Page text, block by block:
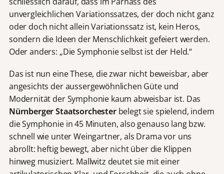
unvergleichlichen Variationssatzes, der doch nicht ganz
oder doch nicht allein Variationssatz ist, kein Heros,
sondern die Ideen der Menschlichkeit gefeiert werden.
Oder anders: „Die Symphonie selbst ist der Held.“
Das ist nun eine These, die zwar nicht beweisbar, aber
angesichts der aussergewöhnlichen Güte und
Modernität der Symphonie kaum abweisbar ist. Das
Nürnberger Staatsorchester belegt sie spielend, indem
die Symphonie in 45 Minuten, also genauso lang bzw.
schnell wie unter Weingartner, als Drama vor uns
abrollt: heftig bewegt, aber nicht über die Klippen
hinweg musiziert. Mallwitz deutet sie mit einer